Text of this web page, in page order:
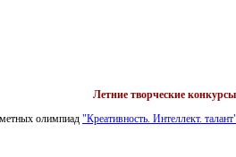
Летние творческие
олимпиад "Креативность. Интеллект.